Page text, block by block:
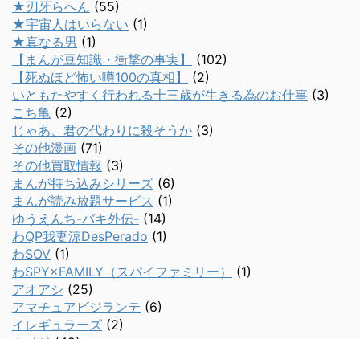
★刃牙らへん (55)
★宇宙人はいらない (1)
★真なる男 (1)
【まんが豆知識・衝撃の事実】
(102)
【死ぬほど怖い噂100の真相】
(2)
いともたやすく行われる十三歳が生きる為のお仕事 (3)
こち亀 (2)
じゃあ、君の代わりに殺そうか (3)
その他漫画 (71)
その他買取情報 (3)
まんが持ち込みシリーズ (6)
まんが読み放題サービス (1)
ゆうえんち-バキ外伝- (14)
わQP我妻涼DesPerado (1)
わSOV (1)
わSPY×FAMILY（スパイファミリー）
(1)
アオアシ (25)
アマチュアビジランテ (6)
イレギュラーズ (2)